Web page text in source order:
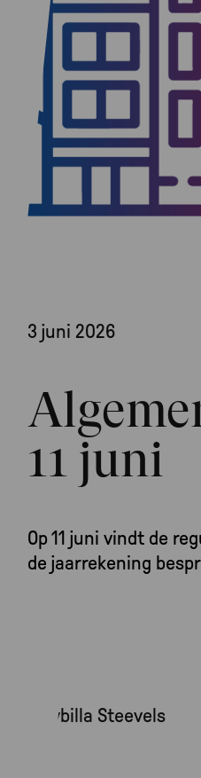
3 juni 2026
11 juni
Op 11 juni vindt de
de jaarrekening